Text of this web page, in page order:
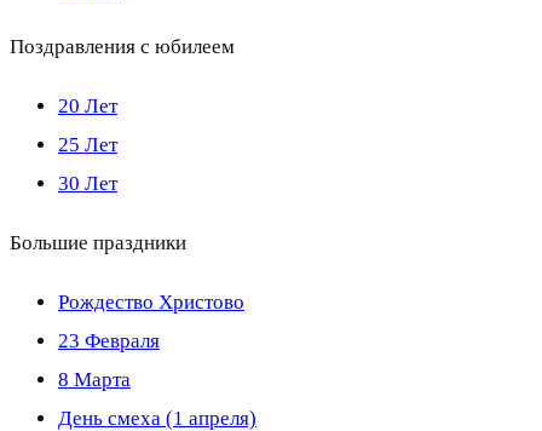
Поздравления с юбилеем
20 Лет
25 Лет
30 Лет
Большие праздники
Рождество Христово
23 Февраля
8 Марта
День смеха (1 апреля)